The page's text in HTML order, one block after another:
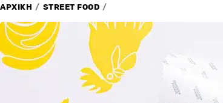
ΑΡΧΙΚΗ / STREET FOOD /